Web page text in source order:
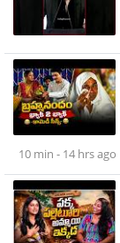
10 min - 14 hrs ago